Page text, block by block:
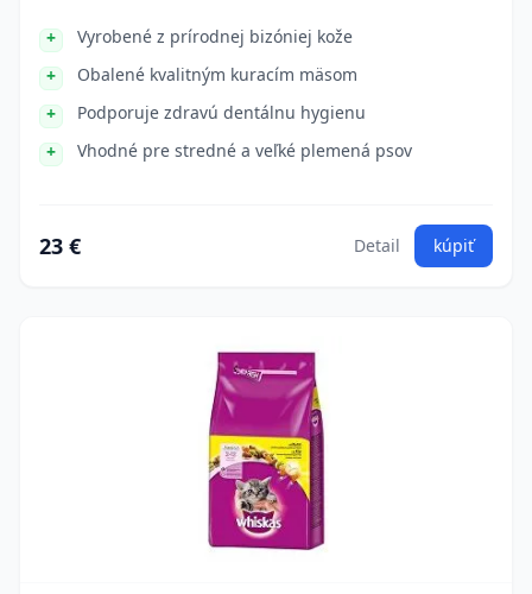
Vyrobené z prírodnej bizóniej kože
Obalené kvalitným kuracím mäsom
Podporuje zdravú dentálnu hygienu
Vhodné pre stredné a veľké plemená psov
23 € Detail kúpiť